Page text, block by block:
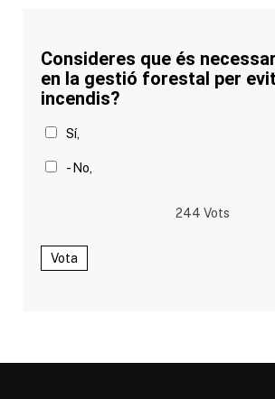
Consideres que és
en la gestió forestal per
incendis?
Sí,
- No,
244 Vots
Vota